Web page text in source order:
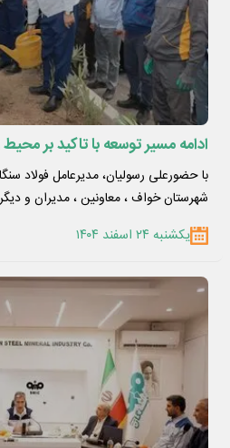
ادامه مسیر توسعه با تاکید بر
با حضورعلی رسولیان، مدیرعامل فولاد
شهرستان خواف ، معاونین ، مدیران و
یکشنبه ۲۴ اسفند ۱۴۰۴